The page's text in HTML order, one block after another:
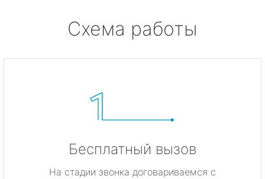
Схема работы
Бесплатный вызов
На стадии звонка договариваемся с